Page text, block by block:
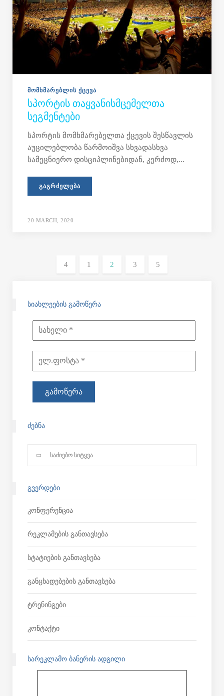
ᲛᲝᲛᲮᲛᲐᲠᲔᲑᲚᲘᲡ ᲥᲪᲔᲕᲐ
ᲡᲞᲝᲠᲢᲘᲡ ᲗᲐᲧᲕᲐᲜᲘᲡᲛᲪᲔᲛᲔᲚᲗᲐ
ᲡᲔᲒᲛᲔᲜᲢᲔᲑᲘ
სპორტის მომხმარებელთა ქცევის შესწავლის
აუცილებლობა წარმოიშვა სხვადასხვა
სამეცნიერო დისციპლინებიდან, კერძოდ,...
ᲒᲐᲒᲠᲫᲔᲚᲔᲑᲐ
20 MARCH, 2020
1 2 3
ᲡᲘᲐᲮᲚᲔᲔᲑᲘᲡ ᲒᲐᲛᲝᲬᲔᲠᲐ
ᲫᲔᲑᲜᲐ
ᲒᲕᲔᲠᲓᲔᲑᲘ
Კონფერენცია
Რეკლამების Განთავსება
Სტატიების Განთავსება
Განცხადებების Განთავსება
Ტრენინგები
Კონტაქტი
ᲡᲐᲠᲔᲙᲚᲐᲛᲝ ᲑᲐᲜᲔᲠᲘᲡ ᲐᲓᲒᲘᲚᲘ